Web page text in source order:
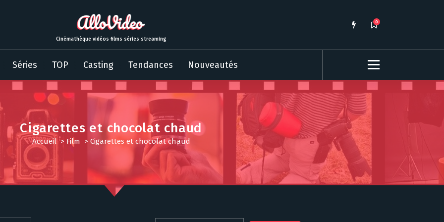
Cinémathèque vidéos films séries streaming
0
Séries TOP Casting Tendances Nouveautés
Cigarettes et chocolat chaud
Accueil > Film > Cigarettes et chocolat chaud